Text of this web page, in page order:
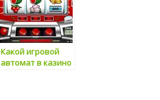
Какой игровой
автомат в казино